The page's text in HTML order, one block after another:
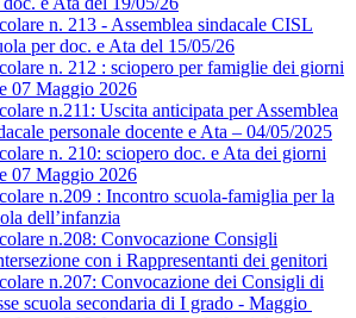
n. 213 - Assemblea sindacale CISL
per doc. e Ata del 15/05/26
n. 212 : sciopero per famiglie dei giorni
07 Maggio 2026
n.211: Uscita anticipata per Assemblea
personale docente e Ata – 04/05/2025
n. 210: sciopero doc. e Ata dei giorni
07 Maggio 2026
n.209 : Incontro scuola-famiglia per la
dell’infanzia
n.208: Convocazione Consigli
con i Rappresentanti dei genitori
n.207: Convocazione dei Consigli di
scuola secondaria di I grado - Maggio